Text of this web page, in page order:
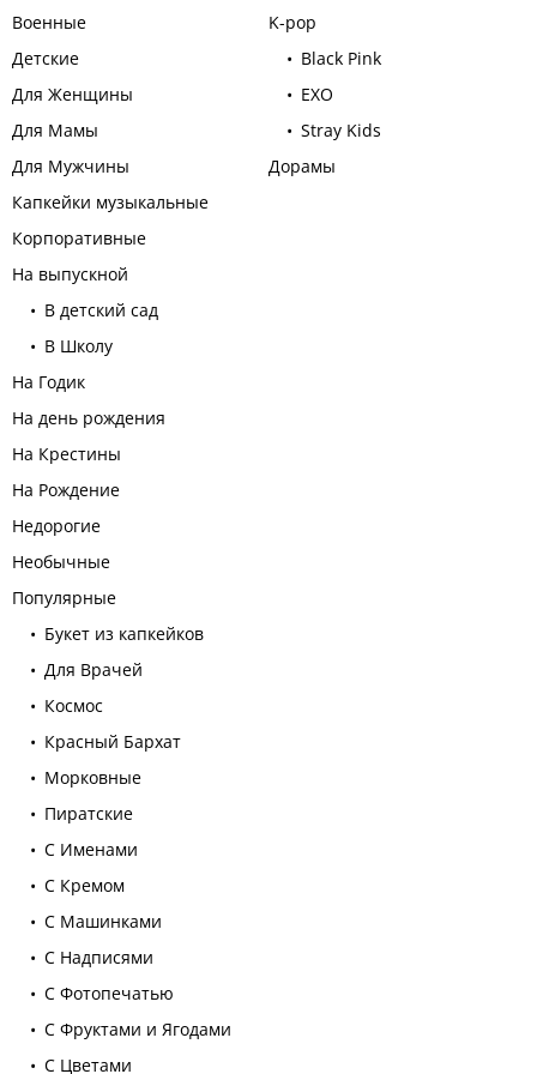
Военные
Детские
Для Женщины
Для Мамы
Для Мужчины
Капкейки музыкальные
Корпоративные
На выпускной
В детский сад
В Школу
На Годик
На день рождения
На Крестины
На Рождение
Недорогие
Необычные
Популярные
Букет из капкейков
Для Врачей
Космос
Красный Бархат
Морковные
Пиратские
С Именами
С Кремом
С Машинками
С Надписями
С Фотопечатью
С Фруктами и Ягодами
С Цветами
K-pop
Black Pink
EXO
Stray Kids
Дорамы